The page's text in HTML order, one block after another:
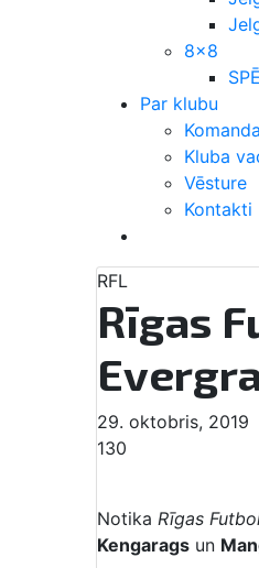
8×8
Par klubu
Komanda
Kluba
Vēsture
Kontakti
RFL
Rīgas
29. oktobris, 2019
130
Notika Rīgas
Kengarags un